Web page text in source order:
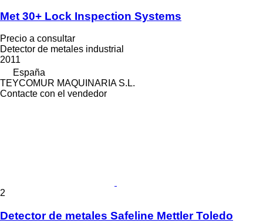
Met 30+ Lock Inspection Systems
Precio a consultar
Detector de metales industrial
2011
España
TEYCOMUR MAQUINARIA S.L.
Contacte con el vendedor
2
Detector de metales Safeline Mettler Toledo